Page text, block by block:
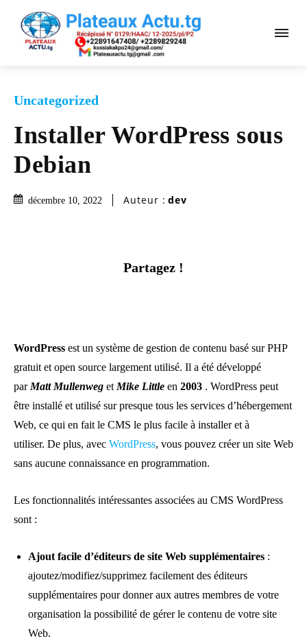
Uncategorized
Installer WordPress sous
Debian
décembre 10, 2022 Auteur : dev
Partagez !
WordPress est un système de gestion de contenu basé sur PHP
gratuit et open source largement utilisé. Il a été développé
parMatt Mullenweg etMike Little en 2003 . WordPress peut
être installé et utilisé sur presque tous les services d’hébergement
Web, ce qui en fait le CMS le plus facile à installer et à
utiliser. De plus, avec WordPress, vous pouvez créer un site Web
sans aucune connaissance en programmation.
Les fonctionnalités intéressantes associées au CMS WordPress
sont :
Ajout facile d’éditeurs de site Web supplémentaires :
ajoutez/modifiez/supprimez facilement des éditeurs
supplémentaires pour donner aux autres membres de votre
organisation la possibilité de gérer le contenu de votre site
Web.